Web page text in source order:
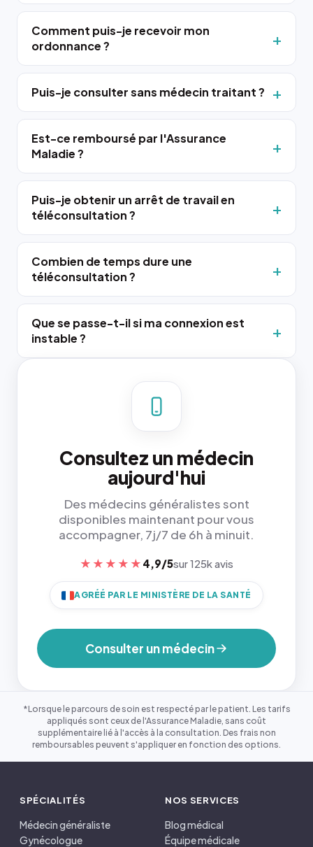
Comment puis-je recevoir mon
ordonnance ?
Puis-je consulter sans médecin traitant ?
Est-ce remboursé par l'Assurance
Maladie ?
Puis-je obtenir un arrêt de travail en
téléconsultation ?
Combien de temps dure une
téléconsultation ?
Que se passe-t-il si ma connexion est
instable ?
Consultez un médecin
aujourd'hui
Des médecins généralistes sont
disponibles maintenant pour vous
accompagner, 7j/7 de 6h à minuit.
★★★★★ 4,9/5sur 125k avis
AGRÉÉ PAR LE MINISTÈRE DE LA SANTÉ
Consulter un médecin
*Lorsque le parcours de soin est respecté par le patient. Les tarifs
appliqués sont ceux de l'Assurance Maladie, sans coût
supplémentaire lié à l'accès à la consultation. Des frais non
remboursables peuvent s'appliquer en fonction des options.
SPÉCIALITÉS
Médecin généraliste
Gynécologue
NOS SERVICES
Blog médical
Équipe médicale